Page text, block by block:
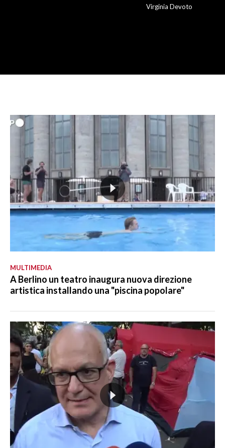
Virginia Devoto
MULTIMEDIA
A Berlino un teatro inaugura nuova direzione
artistica installando una "piscina popolare"